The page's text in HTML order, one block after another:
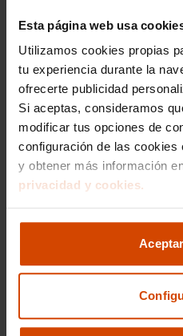
Esta página web usa
Utilizamos cookies propias
tu experiencia durante la
ofrecerte publicidad
Si aceptas, consideramos
modificar tus opciones de
configuración de las cookies
y obtener más información
privacidad y cookies.
Precio
Aiways de
mano en
Valencia se ha
cada vez más personas
eléctricos e
popularidad de esta
interesados en hacerse
económicas en el
precio medio de un
en Valencia ronda los
dependiendo del
específicas como la